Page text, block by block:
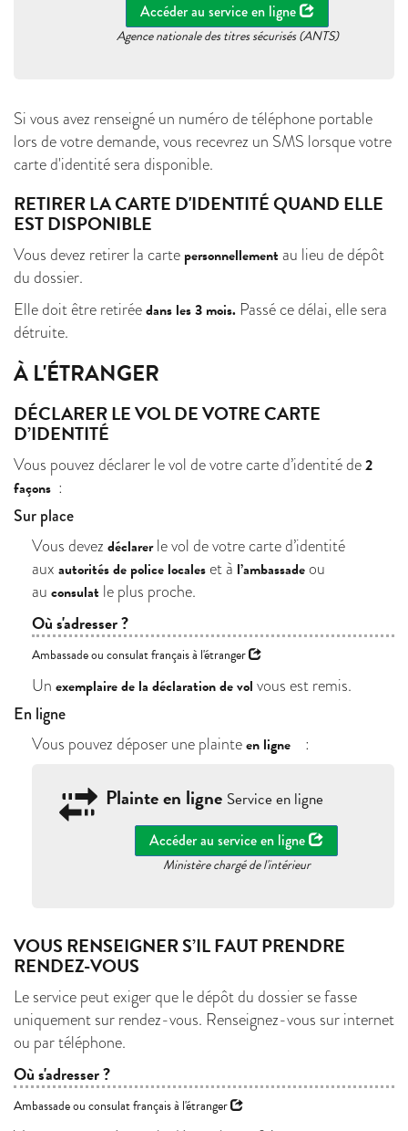
Accéder au service en ligne
Agence nationale des titres sécurisés (ANTS)
Si vous avez renseigné un numéro de téléphone portable
lors de votre demande, vous recevrez un SMS lorsque votre
carte d'identité sera disponible.
RETIRER LA CARTE D'IDENTITÉ QUAND ELLE
EST DISPONIBLE
Vous devez retirer la carte personnellement au lieu de dépôt
du dossier.
Elle doit être retiréedans les 3 mois. Passé ce délai, elle sera
détruite.
À L'ÉTRANGER
DÉCLARER LE VOL DE VOTRE CARTE
D’IDENTITÉ
Vous pouvez déclarer le vol de votre carte d’identité de2
façons :
Sur place
Vous devez déclarerle vol de votre carte d’identité
aux autorités de police localeset à l’ambassade ou
au consulat le plus proche.
Où s'adresser ?
Ambassade ou consulat français à l'étranger
Un exemplaire de la déclaration de vol vous est remis.
En ligne
Vous pouvez déposer une plainteen ligne :
Plainte en ligne Service en ligne
Accéder au service en ligne
Ministère chargé de l'intérieur
VOUS RENSEIGNER S’IL FAUT PRENDRE
RENDEZ-VOUS
Le service peut exiger que le dépôt du dossier se fasse ​​
uniquement sur rendez-vous​​. Renseignez-vous sur internet
ou par téléphone.
Où s'adresser ?
Ambassade ou consulat français à l'étranger